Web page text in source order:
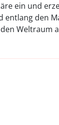
ein und
entlang den
Weltraum